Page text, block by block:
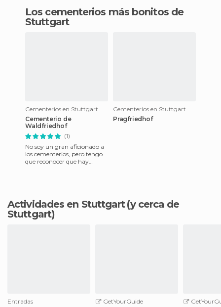
Los cementerios más bonitos de
Stuttgart
Cementerios en Stuttgart
Cementerio de
Waldfriedhof
(1)
No soy un gran aficionado a
los cementerios, pero tengo
que reconocer que hay
Cementerios en Stuttgart
Pragfriedhof
Actividades en Stuttgart(y cerca de
Stuttgart)
Entradas
GetYourGuide